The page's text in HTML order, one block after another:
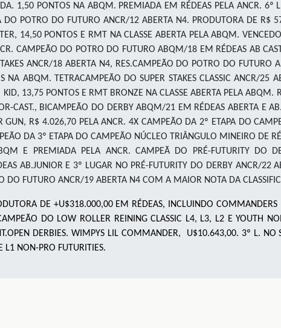
1,50 PONTOS NA ABQM. PREMIADA EM RÉDEAS PELA ANCR. 6º
DO POTRO DO FUTURO ANCR/12 ABERTA N4. PRODUTORA DE R$
14,50 PONTOS E RMT NA CLASSE ABERTA PELA ABQM.
CAMPEÃO DO POTRO DO FUTURO ABQM/18 EM RÉDEAS AB
ANCR/18 ABERTA N4, RES.CAMPEÃO DO POTRO DO FUTURO
NA ABQM. TETRACAMPEÃO DO SUPER STAKES CLASSIC ANCR/25
13,75 PONTOS E RMT BRONZE NA CLASSE ABERTA PELA
CAST., BICAMPEÃO DO DERBY ABQM/21 EM RÉDEAS ABERTA E
R$ 4.026,70 PELA ANCR. 4X CAMPEÃO DA 2º ETAPA DO
DA 3º ETAPA DO CAMPEÃO NÚCLEO TRIÂNGULO MINEIRO DE
E PREMIADA PELA ANCR. CAMPEÃ DO PRÉ-FUTURITY DO
AB.JUNIOR E 3º LUGAR NO PRÉ-FUTURITY DO DERBY ANCR/22
DO FUTURO ANCR/19 ABERTA N4 COM A MAIOR NOTA DA
DE +U$318.000,00 EM RÉDEAS, INCLUINDO
DO LOW ROLLER REINING CLASSIC L4, L3, L2 E YOUTH
DERBIES. WIMPYS LIL COMMANDER, U$10.643,00. 3º L. NO
L1 NON-PRO FUTURITIES.